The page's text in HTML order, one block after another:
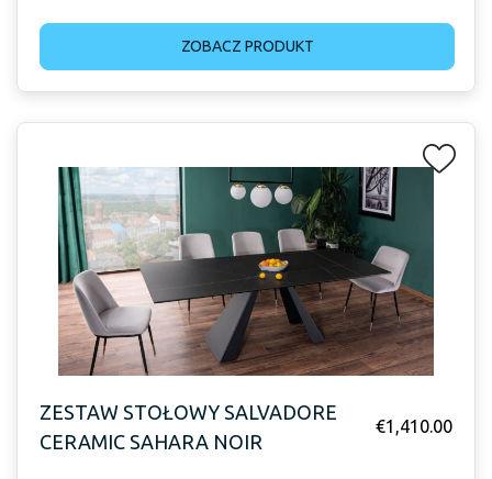
ZOBACZ PRODUKT
ZESTAW STOŁOWY SALVADORE
CERAMIC SAHARA NOIR
€1,410.00